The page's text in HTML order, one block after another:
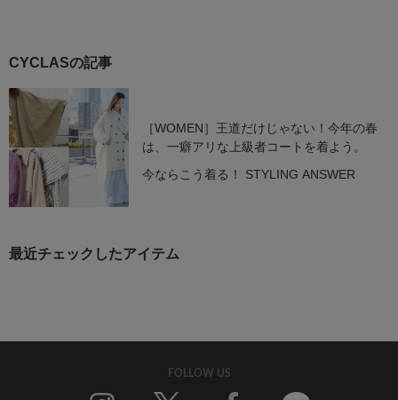
CYCLASの記事
［WOMEN］王道だけじゃない！今年の春
は、一癖アリな上級者コートを着よう。
今ならこう着る！ STYLING ANSWER
最近チェックしたアイテム
FOLLOW US